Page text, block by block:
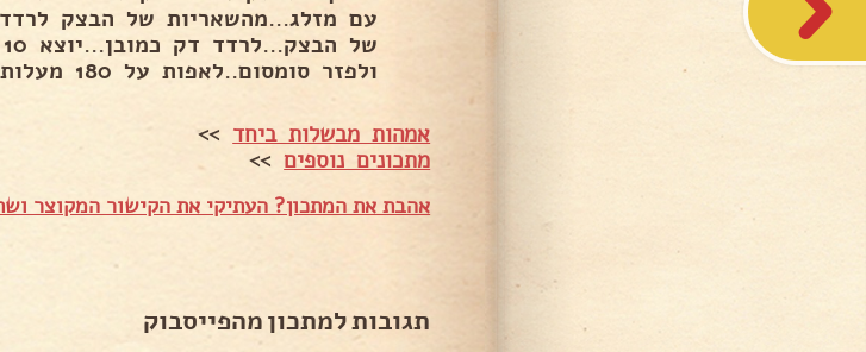
עם מזלג...מהשאריות של הבצק
ולפזר סומסום..לאפות על 180 מעלות.
אמהות מבשלות ביחד >>
מתכונים נוספים>>
אהבת את המתכון? העתיקי את הקישור המקוצר
תגובות למתכון מהפייסבוק